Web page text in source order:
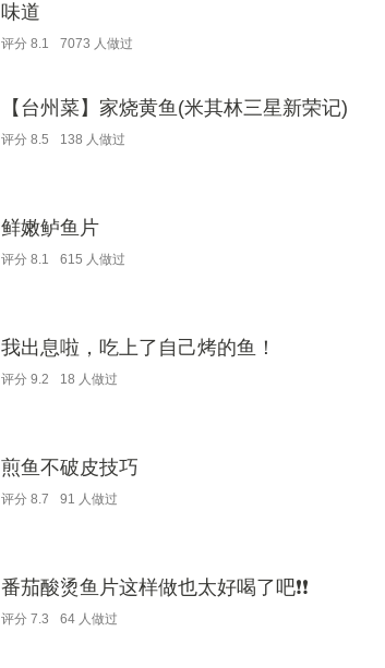
味道
评分 8.1 7073 人做过
【台州菜】家烧黄鱼(米其林三星新荣记)
评分 8.5 138 人做过
鲜嫩鲈鱼片
评分 8.1 615 人做过
我出息啦，吃上了自己烤的鱼！
评分 9.2 18 人做过
煎鱼不破皮技巧
评分 8.7 91 人做过
番茄酸烫鱼片这样做也太好喝了吧❗️❗️
评分 7.3 64 人做过